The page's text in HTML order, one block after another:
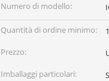
Numero di modello:
Quantità di ordine minimo:
Prezzo:
Imballaggi particolari: